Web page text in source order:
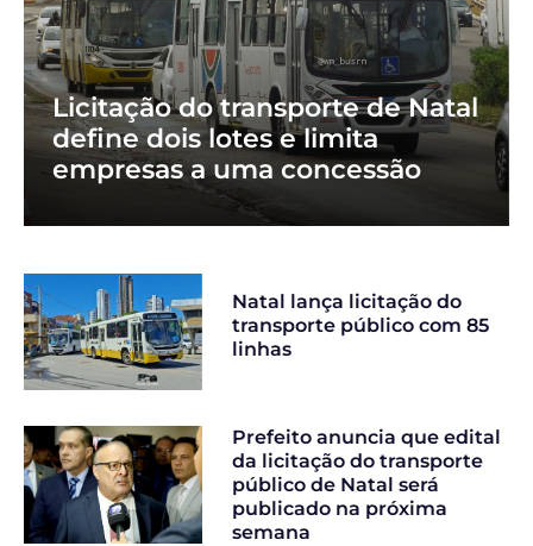
Licitação do transporte de Natal
define dois lotes e limita
empresas a uma concessão
Natal lança licitação do
transporte público com 85
linhas
Prefeito anuncia que edital
da licitação do transporte
público de Natal será
publicado na próxima
semana